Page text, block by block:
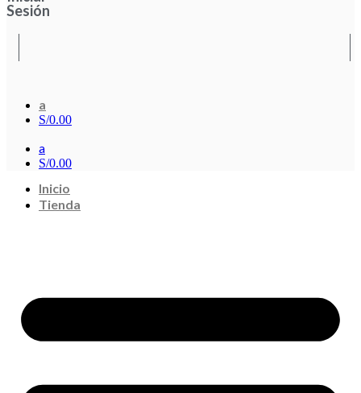
Sesión
a
S/0.00
a
S/0.00
Inicio
Tienda